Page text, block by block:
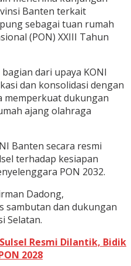
Banten terkait
sebagai tuan rumah
(PON) XXIII Tahun
dari upaya KONI
dan konsolidasi dengan
memperkuat dukungan
ajang olahraga
Banten secara resmi
terhadap kesiapan
PON 2032.
Dadong,
sambutan dan dukungan
Selatan.
Resmi Dilantik, Bidik
2028